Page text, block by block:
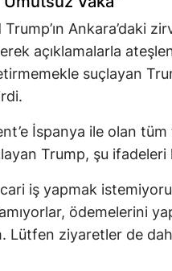
Ankara’daki
açıklamalarla
suçlayan
İspanya ile olan tüm
Trump, şu ifadeleri
iş yapmak
ödemelerini
Lütfen ziyaretler de